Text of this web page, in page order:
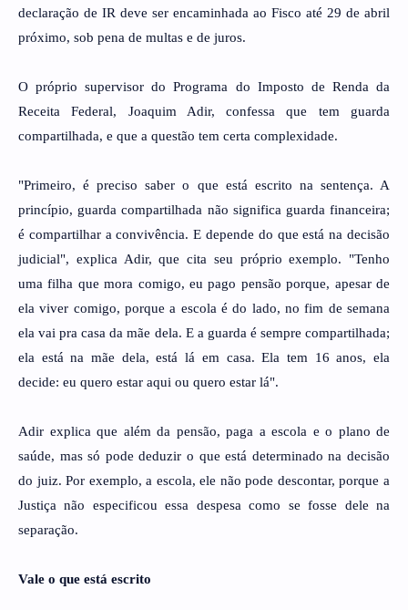
declaração de IR deve ser encaminhada ao Fisco até 29 de abril
próximo, sob pena de multas e de juros.
O próprio supervisor do Programa do Imposto de Renda da
Receita Federal, Joaquim Adir, confessa que tem guarda
compartilhada, e que a questão tem certa complexidade.
"Primeiro, é preciso saber o que está escrito na sentença. A
princípio, guarda compartilhada não significa guarda financeira;
é compartilhar a convivência. E depende do que está na decisão
judicial", explica Adir, que cita seu próprio exemplo. "Tenho
uma filha que mora comigo, eu pago pensão porque, apesar de
ela viver comigo, porque a escola é do lado, no fim de semana
ela vai pra casa da mãe dela. E a guarda é sempre compartilhada;
ela está na mãe dela, está lá em casa. Ela tem 16 anos, ela
decide: eu quero estar aqui ou quero estar lá".
Adir explica que além da pensão, paga a escola e o plano de
saúde, mas só pode deduzir o que está determinado na decisão
do juiz. Por exemplo, a escola, ele não pode descontar, porque a
Justiça não especificou essa despesa como se fosse dele na
separação.
Vale o que está escrito